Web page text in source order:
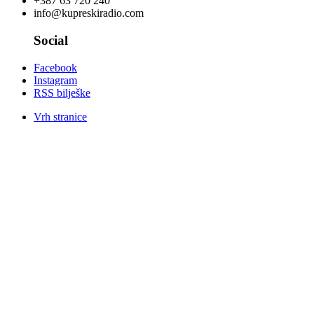
info@kupreskiradio.com
Social
Facebook
Instagram
RSS bilješke
Vrh stranice